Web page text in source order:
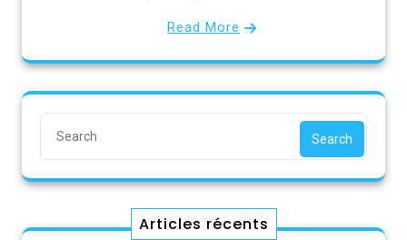
Read More
Search
Articles récents